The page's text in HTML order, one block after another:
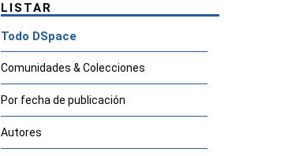
LISTAR
Todo DSpace
Comunidades & Colecciones
Por fecha de publicación
Autores